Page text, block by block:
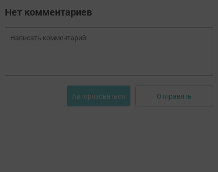
Нет комментариев
Авторизоваться Отправить